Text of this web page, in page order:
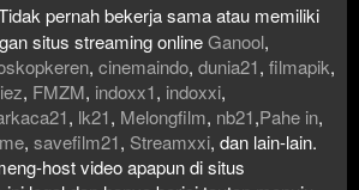
pernah bekerja sama atau memiliki
situs streaming onlineGanool,
, cinemaindo, dunia21, filmapik,
, FMZM, indoxx1, indoxxi,
, lk21, Melongfilm, nb21,Pahe in,
, savefilm21, Streamxxi, dan lain-lain.
host video apapun di situs